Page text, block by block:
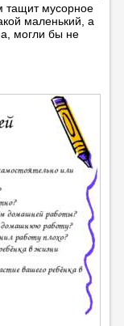
тащит мусорное
маленький, а
могли бы не